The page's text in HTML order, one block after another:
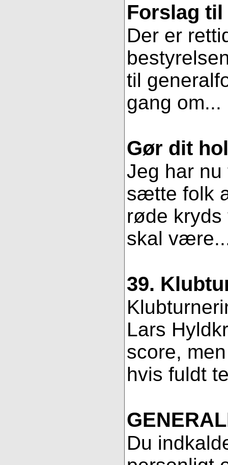
Forslag
Der er
til
gang om...
Gør dit
Jeg har
sætte folk
røde
skal
39.
Lars
score,
hvis fuldt
Du